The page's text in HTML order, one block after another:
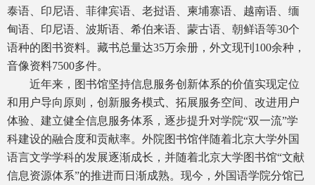
泰语、印尼语、菲律宾语、老挝语、柬埔寨语、越南语、缅
甸语、印尼语、波斯语、希伯来语、蒙古语、朝鲜语等30个
语种的图书资料。 藏书总量达35万余册，外文现刊100余种，
音像资料7500多件。
近年来，图书馆坚持信息服务创新体系的价值实现定位
和用户导向原则，创新服务模式、拓展服务空间、改进用户
体验、建立健全信息服务体系，逐步提升对学院“双一流”学
科建设的融合度和贡献率。外院图书馆伴随着北京大学外国
语言文学学科的发展逐渐成长，并随着北京大学图书馆“文献
信息资源体系”的推进而日渐成熟。现今，外国语学院分馆已